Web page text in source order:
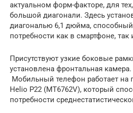
актуальном форм-факторе, для
большой диагонали. Здесь
диагональю 6,1 дюйма,
потребности как в смартфоне,
Присутствуют узкие боковые
установлена фронтальная камера.
Мобильный телефон работает на
Helio P22 (MT6762V), который
потребности